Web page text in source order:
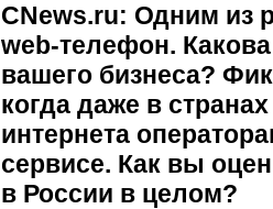
CNews.ru: Одним из
web-телефон.
вашего бизнеса?
когда даже в
интернета
сервисе. Как вы
в России в целом?